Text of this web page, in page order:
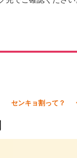
センキョ割って？